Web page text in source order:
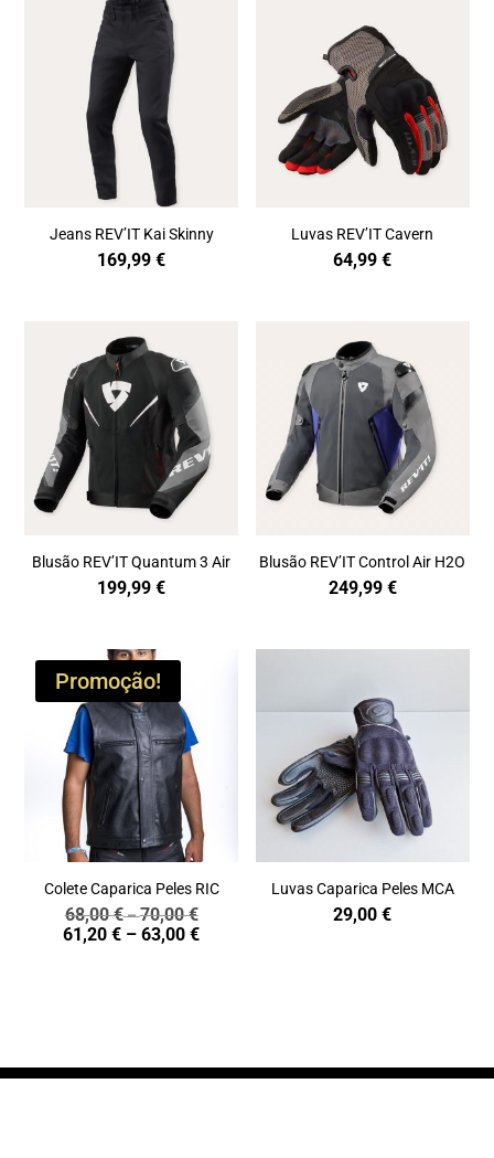
Jeans REV’IT Kai Skinny
169,99€
Luvas REV’IT Cavern
64,99€
Blusão REV’IT Quantum 3 Air
199,99€
Blusão REV’IT Control Air H2O
249,99 €
Promoção!
Colete Caparica Peles RIC
68,00€–70,00€Price
range:
61,20€ – 63,00€Price
Luvas Caparica Peles MCA
29,00€